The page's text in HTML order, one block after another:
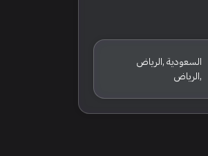
السعودية ,الرياض
,الرياض